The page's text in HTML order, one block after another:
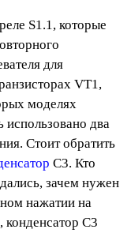
S1.1, которые
для
VT1,
моделях
использовано два
Стоит обратить
C3. Кто
зачем нужен
нажатии на
C3